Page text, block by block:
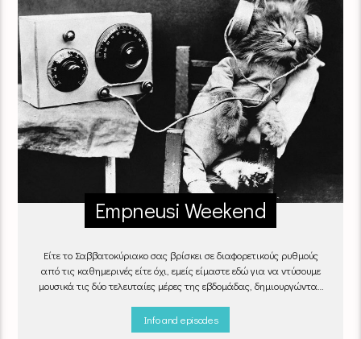
Empneusi Weekend
Είτε το Σαββατοκύριακο σας βρίσκει σε διαφορετικούς ρυθμούς
από τις καθημερινές είτε όχι, εμείς είμαστε εδώ για να ντύσουμε
μουσικά τις δύο τελευταίες μέρες της εβδομάδας, δημιουργώντας
Info and episodes